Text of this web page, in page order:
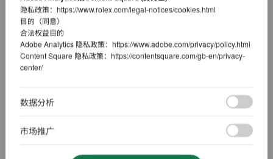
隐私政策： https://www.rolex.com/legal-notices/cookies.html
目的（同意）
合法权益目的
Adobe Analytics 隐私政策： https://www.adobe.com/privacy/policy.html
Content Square 隐私政策： https://contentsquare.com/gb-en/privacy-
center/
数据分析
市场推广